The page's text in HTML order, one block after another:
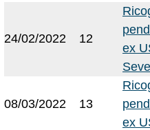
24/02/2022 12
ex
08/03/2022 13
ex